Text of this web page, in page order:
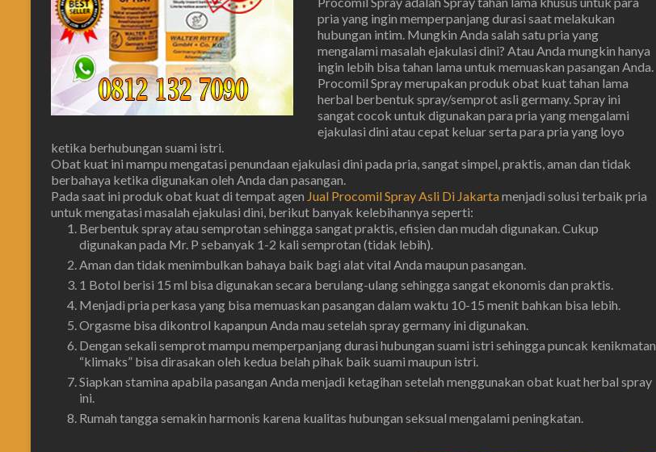
pria yang ingin memperpanjang durasi saat melakukan
hubungan intim. Mungkin Anda salah satu pria yang
mengalami masalah ejakulasi dini? Atau Anda mungkin hanya
ingin lebih bisa tahan lama untuk memuaskan pasangan Anda.
Procomil Spray merupakan produk obat kuat tahan lama
herbal berbentuk spray/semprot asli germany. Spray ini
sangat cocok untuk digunakan para pria yang mengalami
ejakulasi dini atau cepat keluar serta para pria yang loyo
ketika berhubungan suami istri.
Obat kuat ini mampu mengatasi penundaan ejakulasi dini pada pria, sangat simpel, praktis, aman dan tidak
berbahaya ketika digunakan oleh Anda dan pasangan.
Pada saat ini produk obat kuat di tempat agen Jual Procomil Spray Asli Di Jakartamenjadi solusi terbaik pria
untuk mengatasi masalah ejakulasi dini, berikut banyak kelebihannya seperti:
Berbentuk spray atau semprotan sehingga sangat praktis, efisien dan mudah digunakan. Cukup
digunakan pada Mr. P sebanyak 1-2 kali semprotan (tidak lebih).
Aman dan tidak menimbulkan bahaya baik bagi alat vital Anda maupun pasangan.
1 Botol berisi 15 ml bisa digunakan secara berulang-ulang sehingga sangat ekonomis dan praktis.
Menjadi pria perkasa yang bisa memuaskan pasangan dalam waktu 10-15 menit bahkan bisa lebih.
Orgasme bisa dikontrol kapanpun Anda mau setelah spray germany ini digunakan.
Dengan sekali semprot mampu memperpanjang durasi hubungan suami istri sehingga puncak kenikmatan
“klimaks” bisa dirasakan oleh kedua belah pihak baik suami maupun istri.
Siapkan stamina apabila pasangan Anda menjadi ketagihan setelah menggunakan obat kuat herbal spray
ini.
Rumah tangga semakin harmonis karena kualitas hubungan seksual mengalami peningkatan.